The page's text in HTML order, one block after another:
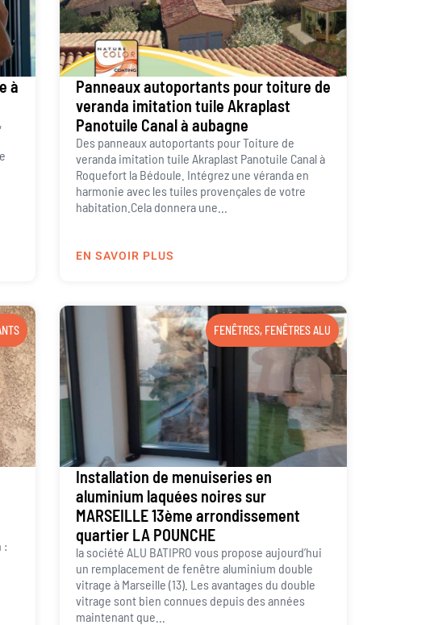
à
Panneaux autoportants pour toiture de
veranda imitation tuile Akraplast
Panotuile Canal à aubagne
Des panneaux autoportants pour Toiture de
veranda imitation tuile Akraplast Panotuile Canal à
Roquefort la Bédoule. Intégrez une véranda en
harmonie avec les tuiles provençales de votre
habitation.Cela donnera une...
EN SAVOIR PLUS
:
FENÊTRES, FENÊTRES ALU
Installation de menuiseries en
aluminium laquées noires sur
MARSEILLE 13ème arrondissement
quartier LA POUNCHE
la société ALU BATIPRO vous propose aujourd’hui
un remplacement de fenêtre aluminium double
vitrage à Marseille (13). Les avantages du double
vitrage sont bien connues depuis des années
maintenant que...